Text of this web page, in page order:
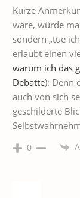
Kurze
wäre, würde
sondern „tue
erlaubt einen
warum ich das
Debatte): Denn
auch von sich
geschilderte
0